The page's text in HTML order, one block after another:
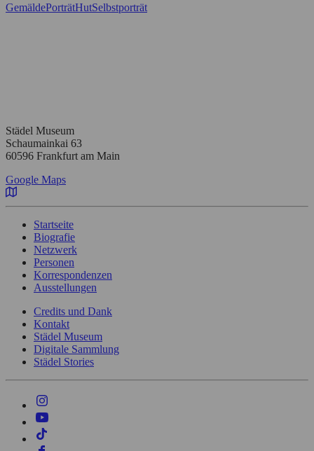
GemäldePorträtHutSelbstporträt
Städel Museum
Schaumainkai 63
60596 Frankfurt am Main
Google Maps
Startseite
Biografie
Netzwerk
Personen
Korrespondenzen
Ausstellungen
Credits und Dank
Kontakt
Städel Museum
Digitale Sammlung
Städel Stories